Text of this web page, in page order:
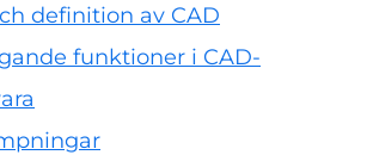
definition av CAD
funktioner i CAD-